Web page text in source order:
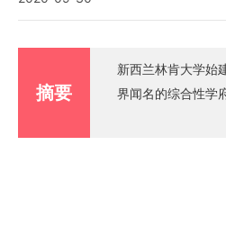
摘要
新西兰林肯大学始
界闻名的综合性学